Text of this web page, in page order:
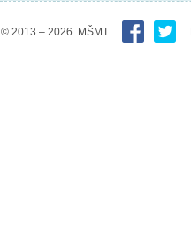
© 2013 – 2026 MŠMT